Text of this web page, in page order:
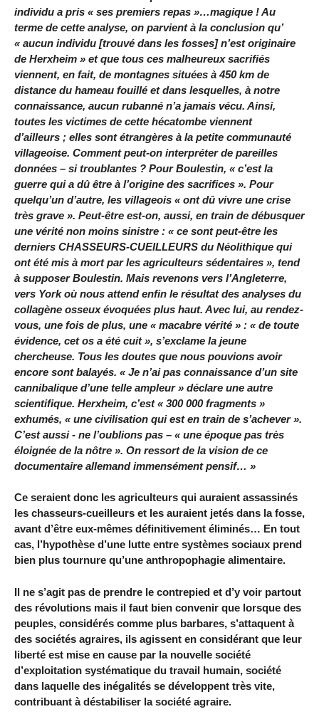
individu a pris « ses premiers repas »…magique ! Au
terme de cette analyse, on parvient à la conclusion qu’
« aucun individu [trouvé dans les fosses] n’est originaire
de Herxheim » et que tous ces malheureux sacrifiés
viennent, en fait, de montagnes situées à 450 km de
distance du hameau fouillé et dans lesquelles, à notre
connaissance, aucun rubanné n’a jamais vécu. Ainsi,
toutes les victimes de cette hécatombe viennent
d’ailleurs ; elles sont étrangères à la petite communauté
villageoise. Comment peut-on interpréter de pareilles
données – si troublantes ? Pour Boulestin, « c’est la
guerre qui a dû être à l’origine des sacrifices ». Pour
quelqu’un d’autre, les villageois « ont dû vivre une crise
très grave ». Peut-être est-on, aussi, en train de débusquer
une vérité non moins sinistre : « ce sont peut-être les
derniers CHASSEURS-CUEILLEURS du Néolithique qui
ont été mis à mort par les agriculteurs sédentaires », tend
à supposer Boulestin. Mais revenons vers l’Angleterre,
vers York où nous attend enfin le résultat des analyses du
collagène osseux évoquées plus haut. Avec lui, au rendez-
vous, une fois de plus, une « macabre vérité » : « de toute
évidence, cet os a été cuit », s’exclame la jeune
chercheuse. Tous les doutes que nous pouvions avoir
encore sont balayés. « Je n’ai pas connaissance d’un site
cannibalique d’une telle ampleur » déclare une autre
scientifique. Herxheim, c’est « 300 000 fragments »
exhumés, « une civilisation qui est en train de s’achever ».
C’est aussi - ne l’oublions pas – « une époque pas très
éloignée de la nôtre ». On ressort de la vision de ce
documentaire allemand immensément pensif… »
Ce seraient donc les agriculteurs qui auraient assassinés
les chasseurs-cueilleurs et les auraient jetés dans la fosse,
avant d’être eux-mêmes définitivement éliminés… En tout
cas, l’hypothèse d’une lutte entre systèmes sociaux prend
bien plus tournure qu’une anthropophagie alimentaire.
Il ne s’agit pas de prendre le contrepied et d’y voir partout
des révolutions mais il faut bien convenir que lorsque des
peuples, considérés comme plus barbares, s’attaquent à
des sociétés agraires, ils agissent en considérant que leur
liberté est mise en cause par la nouvelle société
d’exploitation systématique du travail humain, société
dans laquelle des inégalités se développent très vite,
contribuant à déstabiliser la société agraire.